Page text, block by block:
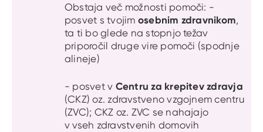
Obstaja več možnosti pomoči: -
posvet s tvojim osebnim zdravnikom,
ta ti bo glede na stopnjo težav
priporočil druge vire pomoči (spodnje
alineje)
- posvet v Centru za krepitev zdravja
(CKZ) oz. zdravstveno vzgojnem centru
(ZVC); CKZ oz. ZVC se nahajajo
v vseh zdravstvenih domovih